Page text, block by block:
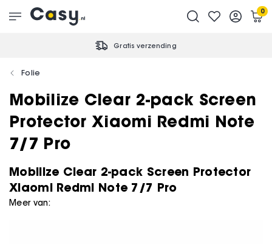
Gratis verzending
0
Folie
Mobilize Clear 2-pack Screen
Protector Xiaomi Redmi Note
7/7 Pro
Mobilize Clear 2-pack Screen Protector
Xiaomi Redmi Note 7/7 Pro
Meer van: